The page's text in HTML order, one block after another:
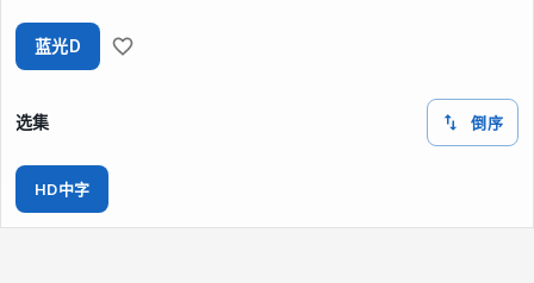
蓝光D
选集 倒序
HD中字